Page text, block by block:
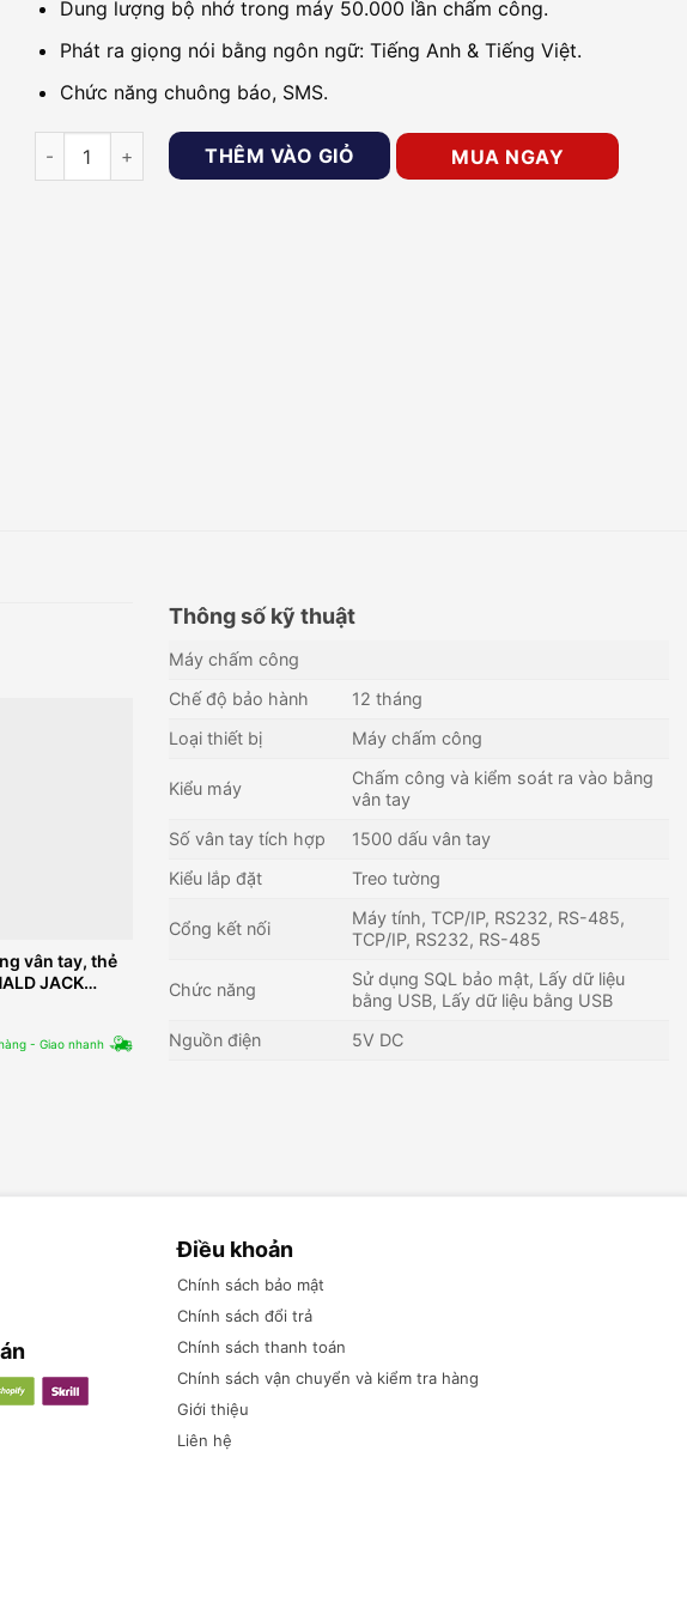
Dung lượng bộ nhớ trong máy 50.000 lần chấm công.
Phát ra giọng nói bằng ngôn ngữ: Tiếng Anh & Tiếng Việt.
Chức năng chuông báo, SMS.
Máy chấm công vân tay RONALD JACK F-708 số lượng
THÊM VÀO GIỎ MUA NGAY
vân tay, thẻ
JACK
- Giao nhanh
cảm ứng RONALD JACK K14
Còn hàng - Giao nhanh
soát ra vào ZKTECO F16
2,776,000 ₫
Thông số kỹ thuật
Máy chấm công
Chế độ bảo hành
12 tháng
Loại thiết bị
Máy chấm công
Kiểu máy
Chấm công và kiểm soát ra vào bằng
vân tay
Số vân tay tích hợp
1500 dấu vân tay
Kiểu lắp đặt
Treo tường
Cổng kết nối
Máy tính, TCP/IP, RS232, RS-485,
TCP/IP, RS232, RS-485
Chức năng
Sử dụng SQL bảo mật, Lấy dữ liệu
bằng USB, Lấy dữ liệu bằng USB
Nguồn điện
5V DC
Điều khoản
Chính sách bảo mật
Chính sách đổi trả
Chính sách thanh toán
Chính sách vận chuyển và kiểm tra hàng
Giới thiệu
Liên hệ